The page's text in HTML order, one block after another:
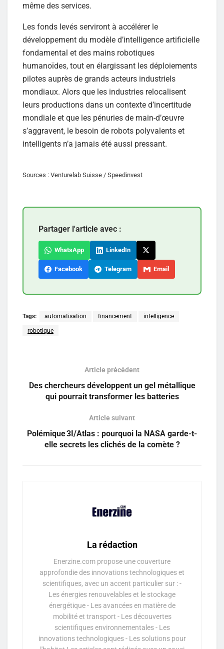
même des services.
Les fonds levés serviront à accélérer le
développement du modèle d’intelligence artificielle
fondamental et des mains robotiques
humanoïdes, tout en élargissant les déploiements
pilotes auprès de grands acteurs industriels
mondiaux. Alors que les industries relocalisent
leurs productions dans un contexte d’incertitude
mondiale et que les pénuries de main-d’œuvre
s’aggravent, le besoin de robots polyvalents et
intelligents n’a jamais été aussi pressant.
Sources : Venturelab Suisse / Speedinvest
Partager l'article avec :
WhatsApp LinkedIn
Facebook Telegram Email
Tags: automatisation financement intelligence
robotique
Article précédent
Des chercheurs développent un gel métallique
qui pourrait transformer les batteries
Article suivant
Polémique 3I/Atlas : pourquoi la NASA garde-t-
elle secrets les clichés de la comète ?
La rédaction
Enerzine.com propose une couverture
approfondie des innovations technologiques et
scientifiques, avec un accent particulier sur : -
Les énergies renouvelables et le stockage
énergétique - Les avancées en matière de
mobilité et transport - Les découvertes
scientifiques environnementales - Les
innovations technologiques - Les solutions pour